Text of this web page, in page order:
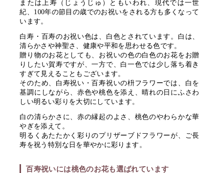
または上寿（じょうじゅ）ともいわれ、現代では一世
紀、100年の節目の歳でのお祝いをされる方も多くなって
います。
白寿・百寿のお祝い色は、白色とされています。白は、
清らかさや神聖さ、健康や平和を思わせる色です。
贈り物のお花としても、お祝いの色の白色のお花をお贈
りしたい賀寿ですが、一方で、白一色では少し落ち着き
すぎて見えることもございます。
そのため、白寿祝い・百寿祝いの枡フラワーでは、白を
基調にしながら、赤色や桃色を添え、晴れの日にふさわ
しい明るい彩りを大切にしています。
白の清らかさに、赤の縁起のよさ、桃色のやわらかな華
やぎを添えて。
明るくあたたかく彩りのプリザーブドフラワーが、ご長
寿を祝う特別な日を華やかに彩ります。
百寿祝いには桃色のお花も選ばれています